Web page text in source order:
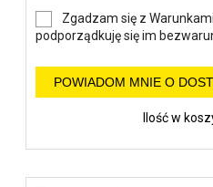
Zgadzam się z
podporządkuję się im
POWIADOM MNIE O
Ilość w